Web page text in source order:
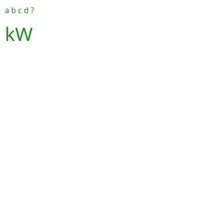
a b c d ?
kW